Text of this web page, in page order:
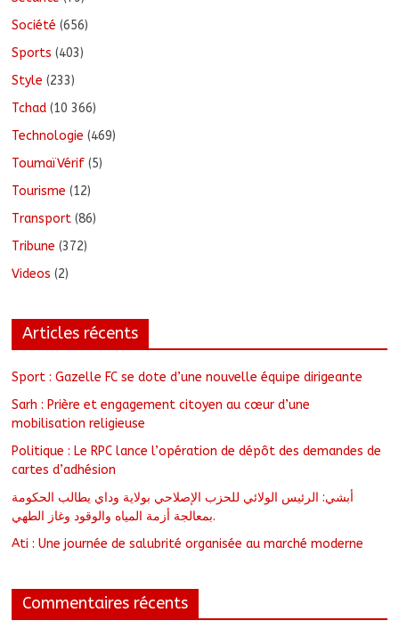
Société (656)
Sports (403)
Style (233)
Tchad (10 366)
Technologie (469)
ToumaïVérif (5)
Tourisme (12)
Transport (86)
Tribune (372)
Videos (2)
Articles récents
Sport : Gazelle FC se dote d’une nouvelle équipe dirigeante
Sarh : Prière et engagement citoyen au cœur d’une
mobilisation religieuse
Politique : Le RPC lance l’opération de dépôt des demandes de
cartes d’adhésion
أبشي: الرئيس الولائي للحزب الإصلاحي بولاية وداي يطالب الحكومة
بمعالجة أزمة المياه والوقود وغاز الطهي.
Ati : Une journée de salubrité organisée au marché moderne
Commentaires récents